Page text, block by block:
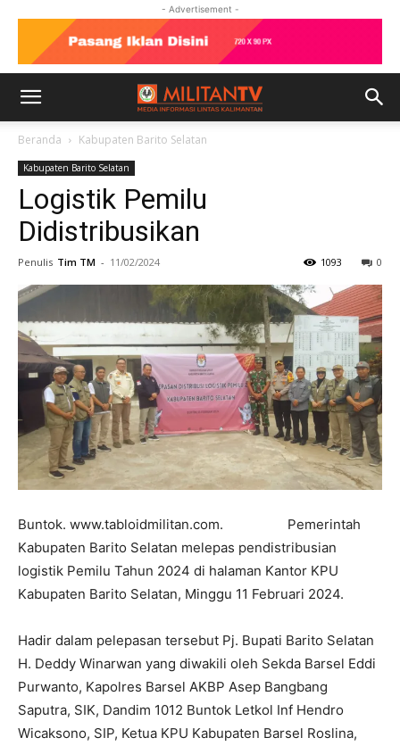
- Advertisement -
Beranda Kabupaten Barito Selatan
Kabupaten Barito Selatan
Logistik Pemilu
Didistribusikan
Penulis Tim TM - 11/02/2024 0
1093
Buntok. www.tabloidmilitan.com. Pemerintah
Kabupaten Barito Selatan melepas pendistribusian
logistik Pemilu Tahun 2024 di halaman Kantor KPU
Kabupaten Barito Selatan, Minggu 11 Februari 2024.
Hadir dalam pelepasan tersebut Pj. Bupati Barito Selatan
H. Deddy Winarwan yang diwakili oleh Sekda Barsel Eddi
Purwanto, Kapolres Barsel AKBP Asep Bangbang
Saputra, SIK, Dandim 1012 Buntok Letkol Inf Hendro
Wicaksono, SIP, Ketua KPU Kabupaten Barsel Roslina,